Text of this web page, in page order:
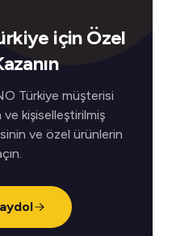
için Özel
Türkiye müşterisi
ve kişiselleştirilmiş
ve özel ürünlerin